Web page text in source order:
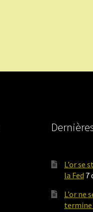
L’or se
la Fed 7
L’or ne
termine